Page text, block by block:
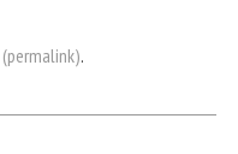
ail pa
ei
(permalink).